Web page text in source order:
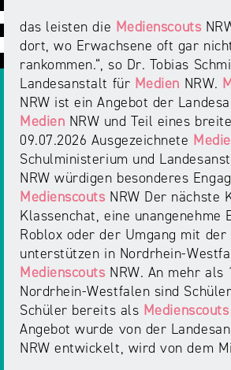
Intermediäre
Europa
in
der
Medienregulierung
Audio
Desinformation
Medienvielfalt
am
Standort
NRW
Day
Laut-
und-
Klar-
Festival
Medienkarriere
NRW
Medienscouts
Convention
Medienversammlung
#äsch-
Tecks
Juuuport
NRWision
FLIMMO
Förderungen
und
Ausschreibungen
Datenschutzaufsicht
Rechtsgrundlagen
Berichte
Die
Medienkommission
Kontakt
&
Anfahrt
das leisten die Medienscouts
dort, wo Erwachsene oft gar
rankommen.“, so Dr. Tobias
Landesanstalt für Medien NRW.
NRW ist ein Angebot der
Medien NRW und Teil eines
09.07.2026 Ausgezeichnete
Schulministerium und
NRW würdigen besonderes
Medienscouts NRW Der nächste
Klassenchat, eine unangenehme
Roblox oder der Umgang mit der
unterstützen in Nordrhein-
Medienscouts NRW. An mehr als
Nordrhein-Westfalen sind
Schüler bereits als Medienscouts
Angebot wurde von der
NRW entwickelt, wird von dem